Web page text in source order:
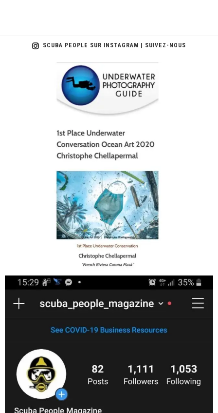
SCUBA PEOPLE SUR INSTAGRAM | SUIVEZ-NOUS
scuba_people_magazine
scuba_people_magazine